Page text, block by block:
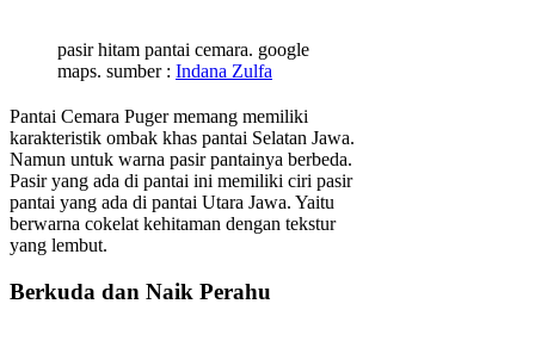
pasir hitam pantai cemara. google
maps. sumber : Indana Zulfa
Pantai Cemara Puger memang memiliki
karakteristik ombak khas pantai Selatan Jawa.
Namun untuk warna pasir pantainya berbeda.
Pasir yang ada di pantai ini memiliki ciri pasir
pantai yang ada di pantai Utara Jawa. Yaitu
berwarna cokelat kehitaman dengan tekstur
yang lembut.
Berkuda dan Naik Perahu